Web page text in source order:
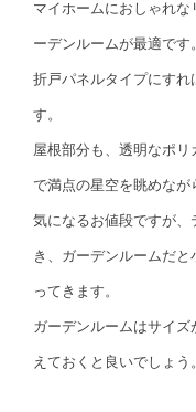
マイホームにおしゃれ
ーデンルームが最適です。
折戸パネルタイプにすれ
す。
屋根部分も、透明なポ
で満点の星空を眺めなが
気になるお値段ですが
き、ガーデンルームだ
ってきます。
ガーデンルームはサイ
えておくと良いでしょう。